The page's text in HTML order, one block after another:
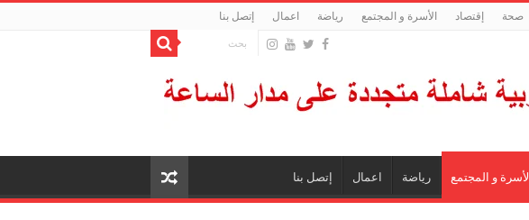
صحة إقتصاد الأسرة و المجتمع رياضة اعمال إتصل بنا
الأسرة و المجتمع رياضة اعمال إتصل بنا